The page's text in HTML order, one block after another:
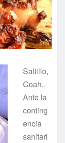
Saltillo,
Coah.-
Ante la
conting
encia
sanitari